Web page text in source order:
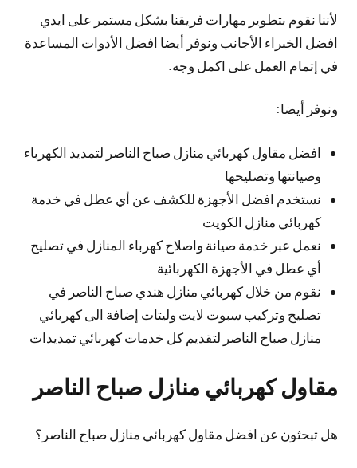
لأننا نقوم بتطوير مهارات فريقنا بشكل مستمر على ايدي
افضل الخبراء الأجانب ونوفر أيضا افضل الأدوات المساعدة
في إتمام العمل على اكمل وجه.
ونوفر أيضا:
افضل مقاول كهربائي منازل صباح الناصر لتمديد الكهرباء
وصيانتها وتصليحها
نستخدم افضل الأجهزة للكشف عن أي عطل في خدمة
كهربائي منازل الكويت
نعمل عبر خدمة صيانة واصلاح كهرباء المنازل في تصليح
أي عطل في الأجهزة الكهربائية
نقوم من خلال كهربائي منازل هندي صباح الناصر في
تصليح وتركيب سبوت لايت وليتات إضافة الى كهربائي
منازل صباح الناصر لتقديم كل خدمات كهربائي تمديدات
مقاول كهربائي منازل صباح الناصر
هل تبحثون عن افضل مقاول كهربائي منازل صباح الناصر؟